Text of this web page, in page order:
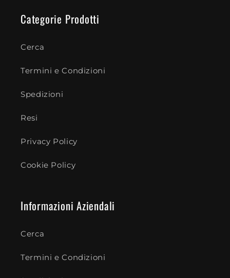
Categorie Prodotti
Cerca
Termini e Condizioni
Spedizioni
Resi
Privacy Policy
Cookie Policy
Informazioni Aziendali
Cerca
Termini e Condizioni